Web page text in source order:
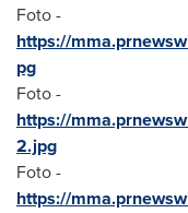
Foto -
https://
pg
Foto -
https://
2.jpg
Foto -
https://